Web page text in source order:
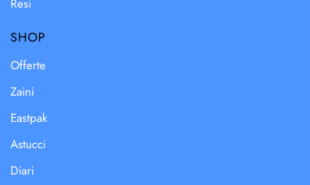
Resi
SHOP
Offerte
Zaini
Eastpak
Astucci
Diari